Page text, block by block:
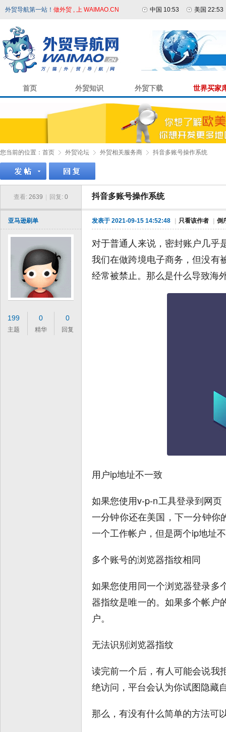
外贸导航第一站！ 做外贸 , 上 WAIMAO.CN 中国 10:53 美国 22:53
首页 外贸知识 外贸下载 世界买家
您当前的位置： 首页 外贸论坛 外贸相关服务商 抖音多账号操作系统
查看: 2639 回复: 0 抖音多账号操作系统
亚马逊刷单
199
主题
0
精华
0
回复
发表于 2021-09-15 14:52:48 只看该作者 倒
对于普通人来说，密封账户几乎
我们在做跨境电子商务，但没有
经常被禁止。那么是什么导致海
用户ip地址不一致
如果您使用v-p-n工具登录到网
一分钟你还在美国，下一分钟你
一个工作帐户，但是两个ip地址
多个账号的浏览器指纹相同
如果您使用同一个浏览器登录多
器指纹是唯一的。如果多个帐户
户。
无法识别浏览器指纹
读完前一个后，有人可能会说我
绝访问，平台会认为你试图隐藏
那么，有没有什么简单的方法可